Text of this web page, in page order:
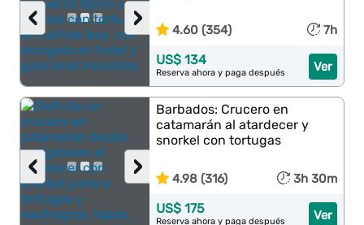
›
‹ 4.60 (354) 7h
Ver
US$ 134
Reserva ahora y paga después
›
‹
Barbados: Crucero en
catamarán al atardecer y
snorkel con tortugas
4.98 (316) 3h 30m
Ver
US$ 175
Reserva ahora y paga después